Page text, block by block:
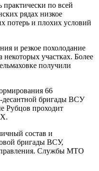
по всей
рядах низкое
потерь и плохих условий
и резкое похолодание
участках. Более
получили
66
десантной бригады ВСУ
Рубцов проходит
состав и
бригады ВСУ,
Службы МТО